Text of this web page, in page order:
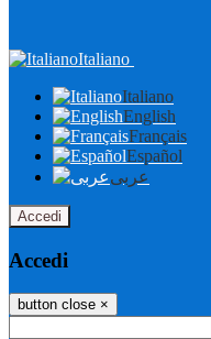
Italiano
Italiano
English
Français
Español
عربى
Accedi
Accedi
button close ×